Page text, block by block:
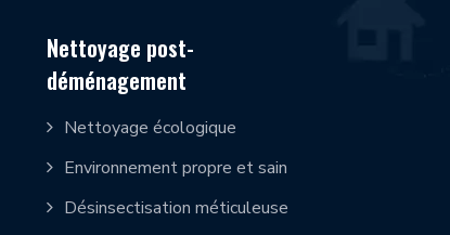
Nettoyage post-
déménagement
Nettoyage écologique
Environnement propre et sain
Désinsectisation méticuleuse